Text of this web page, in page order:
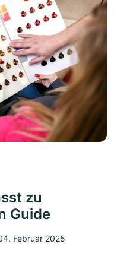
zu
Guide
Februar 2025